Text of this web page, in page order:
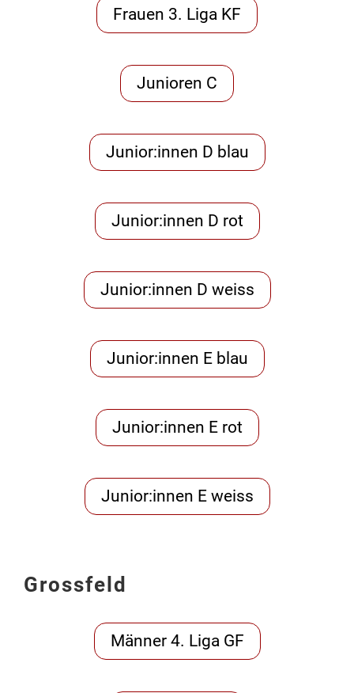
Frauen 3. Liga KF
Junioren C
Junior:innen D blau
Junior:innen D rot
Junior:innen D weiss
Junior:innen E blau
Junior:innen E rot
Junior:innen E weiss
Grossfeld
Männer 4. Liga GF